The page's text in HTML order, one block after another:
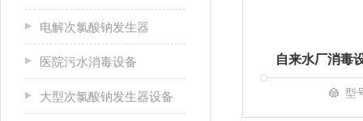
电解次氯酸钠发生器
医院污水消毒设备
大型次氯酸钠发生器设备 型